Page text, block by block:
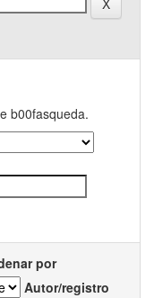
b00fasqueda.
por
Autor/registro